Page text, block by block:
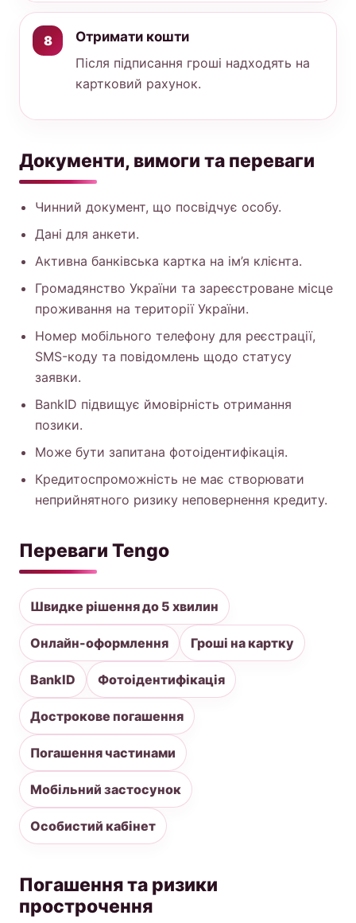
Отримати кошти
Після підписання гроші надходять на
картковий рахунок.
Документи, вимоги та переваги
Чинний документ, що посвідчує особу.
Дані для анкети.
Активна банківська картка на ім’я клієнта.
Громадянство України та зареєстроване місце
проживання на території України.
Номер мобільного телефону для реєстрації,
SMS-коду та повідомлень щодо статусу
заявки.
BankID підвищує ймовірність отримання
позики.
Може бути запитана фотоідентифікація.
Кредитоспроможність не має створювати
неприйнятного ризику неповернення кредиту.
Переваги Tengo
Швидке рішення до 5 хвилин
Онлайн-оформлення Гроші на картку
BankID Фотоідентифікація
Дострокове погашення
Погашення частинами
Мобільний застосунок
Особистий кабінет
Погашення та ризики
прострочення